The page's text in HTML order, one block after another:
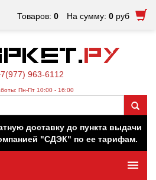
Товаров: 0 На сумму: 0 руб
963-6112
Пн-Пт 10:00 - 16:00
для вас в обычном режиме. Все
доставку до пункта выдачи
"СДЭК" по ее тарифам.